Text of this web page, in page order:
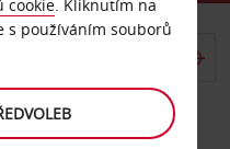
cookie. Kliknutím na
s používáním souborů